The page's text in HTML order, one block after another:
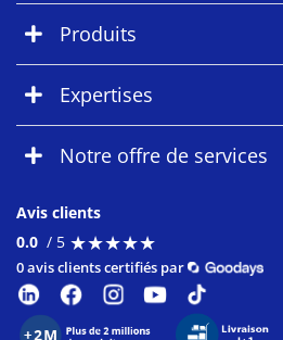
Produits
Expertises
Notre offre de services
Avis clients
0.0 / 5 ★★★★★
★★★★★
0 avis clients certifiés par